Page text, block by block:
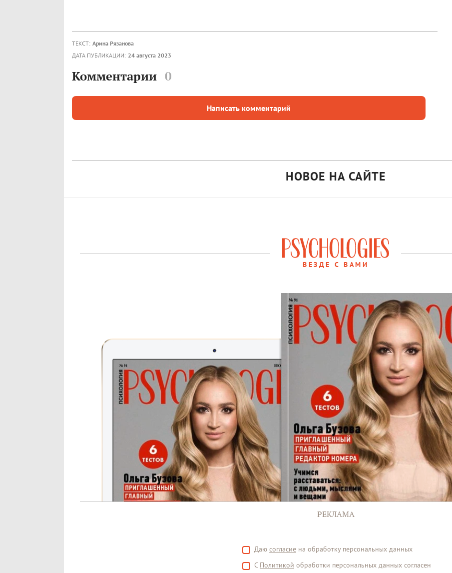
ТЕКСТ: Арина Рязанова
ДАТА ПУБЛИКАЦИИ: 24 августа 2023
Комментарии 0
Написать комментарий
НОВОЕ НА САЙТЕ
ВЕЗДЕ С ВАМИ
РЕКЛАМА
Даю согласие на обработку персональных данных
С Политикой обработки персональных данных согласен